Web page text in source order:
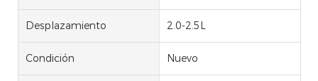
Desplazamiento 2.0-2.5L
Condición Nuevo